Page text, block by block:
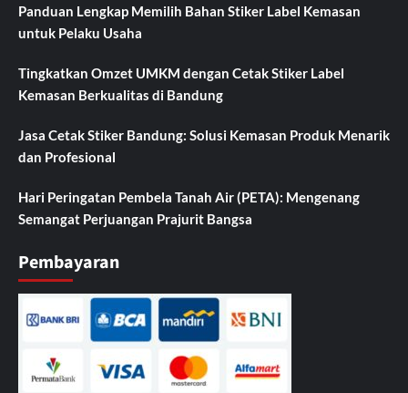
Panduan Lengkap Memilih Bahan Stiker Label Kemasan
untuk Pelaku Usaha
Tingkatkan Omzet UMKM dengan Cetak Stiker Label
Kemasan Berkualitas di Bandung
Jasa Cetak Stiker Bandung: Solusi Kemasan Produk Menarik
dan Profesional
Hari Peringatan Pembela Tanah Air (PETA): Mengenang
Semangat Perjuangan Prajurit Bangsa
Pembayaran